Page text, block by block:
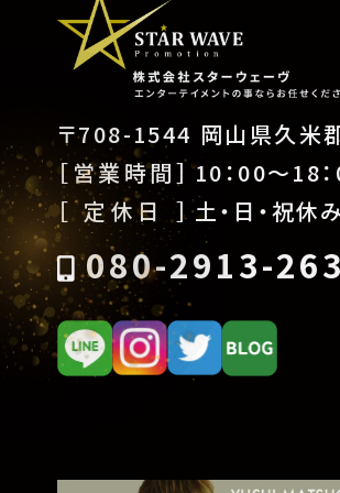
〒708-1544 岡山県久米
［営業時間］ 10：00〜18
［ 定休日 ］ 土・日・祝休み
080-2913-